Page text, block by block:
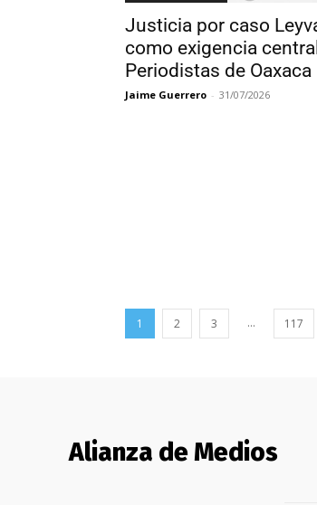
Justicia por caso
como exigencia
Periodistas de Oaxaca
Jaime Guerrero - 31/07/2026
1 2 3 ... 117
Alianza de Medios